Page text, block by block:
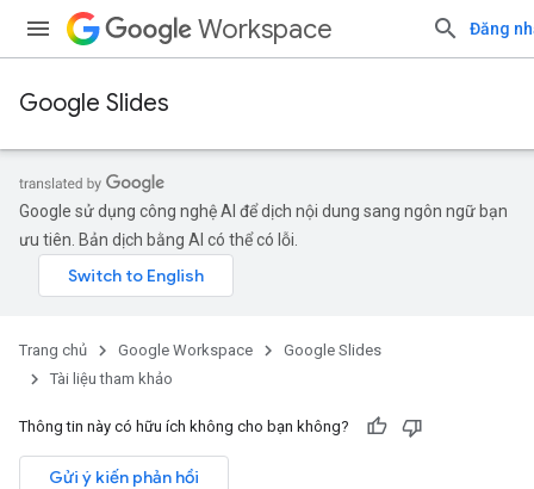
Workspace Đăng
Google Slides
Google sử dụng công nghệ AI để dịch nội dung sang ngôn ngữ bạn
ưu tiên. Bản dịch bằng AI có thể có lỗi.
Trang chủ Google Workspace
Google Slides
Tài liệu tham khảo
Thông tin này có hữu ích không cho bạn không?
Gửi ý kiến phản hồi